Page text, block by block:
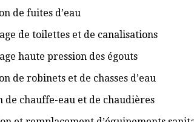
de fuites d’eau
de toilettes et de canalisations
haute pression des égouts
de robinets et de chasses d’eau
de chauffe-eau et de chaudières